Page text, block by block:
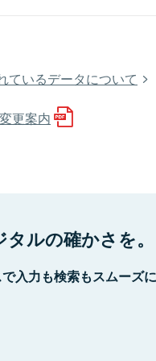
ているデータについて
更案内
ルの確かさを。
入力も検索もスムーズ